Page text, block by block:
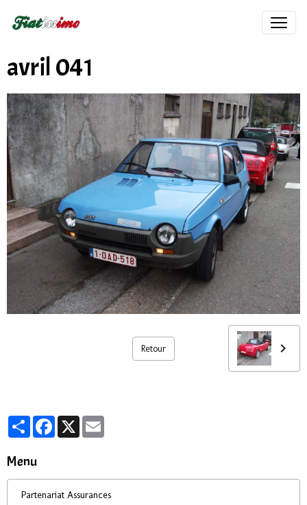
avril 041
Retour
PartagerFacebook
X
Menu
Partenariat Assurances